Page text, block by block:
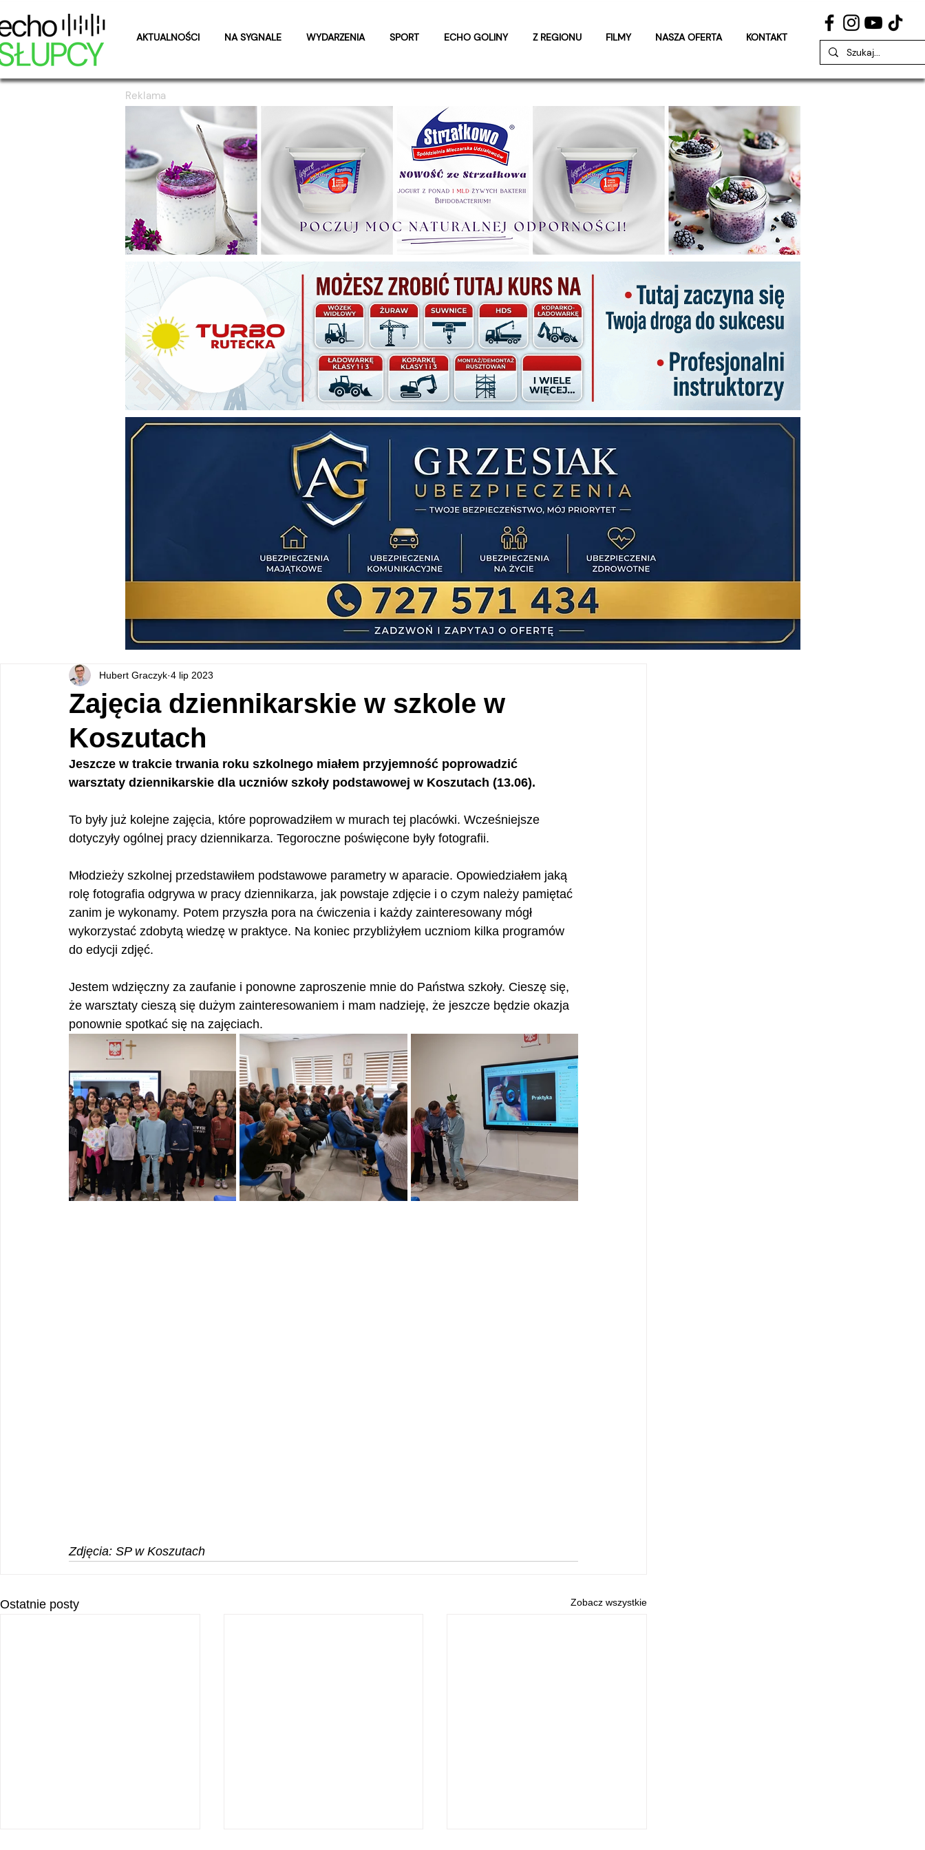
AKTUALNOŚCI NA SYGNALE WYDARZENIA SPORT ECHO GOLINY Z REGIONU FILMY NASZA OFERTA KONTAKT
Reklama
Zajęcia dziennikarskie w szkole w
Koszutach
Hubert Graczyk 4 lip 2023
Jeszcze w trakcie trwania roku szkolnego miałem przyjemność poprowadzić
warsztaty dziennikarskie dla uczniów szkoły podstawowej w Koszutach (13.06).
To były już kolejne zajęcia, które poprowadziłem w murach tej placówki. Wcześniejsze
dotyczyły ogólnej pracy dziennikarza. Tegoroczne poświęcone były fotografii.
Młodzieży szkolnej przedstawiłem podstawowe parametry w aparacie. Opowiedziałem jaką
rolę fotografia odgrywa w pracy dziennikarza, jak powstaje zdjęcie i o czym należy pamiętać
zanim je wykonamy. Potem przyszła pora na ćwiczenia i każdy zainteresowany mógł
wykorzystać zdobytą wiedzę w praktyce. Na koniec przybliżyłem uczniom kilka programów
do edycji zdjęć.
Jestem wdzięczny za zaufanie i ponowne zaproszenie mnie do Państwa szkoły. Cieszę się,
że warsztaty cieszą się dużym zainteresowaniem i mam nadzieję, że jeszcze będzie okazja
ponownie spotkać się na zajęciach.
Zdjęcia: SP w Koszutach
Ostatnie posty Zobacz wszystkie